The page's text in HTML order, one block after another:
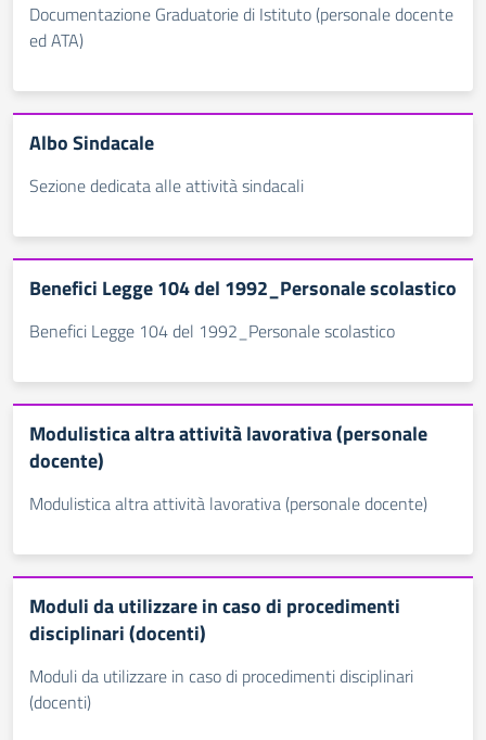
Documentazione Graduatorie di Istituto (personale docente
ed ATA)
Albo Sindacale
Sezione dedicata alle attività sindacali
Benefici Legge 104 del 1992_Personale scolastico
Benefici Legge 104 del 1992_Personale scolastico
Modulistica altra attività lavorativa (personale
docente)
Modulistica altra attività lavorativa (personale docente)
Moduli da utilizzare in caso di procedimenti
disciplinari (docenti)
Moduli da utilizzare in caso di procedimenti disciplinari
(docenti)